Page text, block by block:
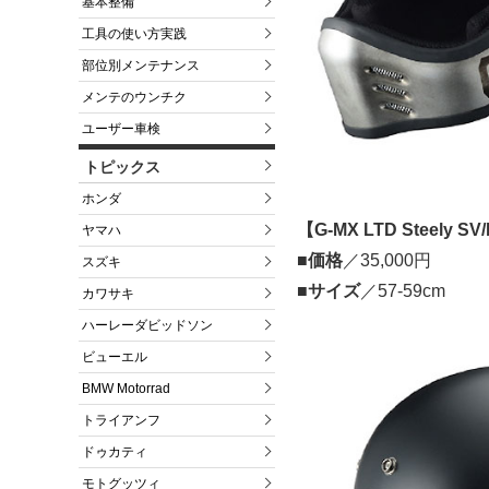
工具の使い方実践
部位別メンテナンス
メンテのウンチク
ユーザー車検
トピックス
ホンダ
ヤマハ
スズキ
カワサキ
ハーレーダビッドソン
ビューエル
BMW Motorrad
トライアンフ
ドゥカティ
モトグッツィ
【G-MX LTD Steely
■価格 ／35,000円
■サイズ／57-59cm